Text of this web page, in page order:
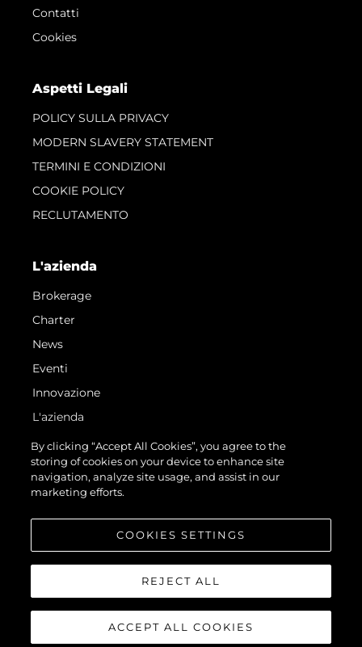
Contatti
Cookies
Aspetti Legali
POLICY SULLA PRIVACY
MODERN SLAVERY STATEMENT
TERMINI E CONDIZIONI
COOKIE POLICY
RECLUTAMENTO
L'azienda
Brokerage
Charter
News
Eventi
Innovazione
L'azienda
Il Team
Lifestyle
Heritage
© 2026 Sunseeker London Group.Tutti i diritti riservati.
By clicking “Accept All Cookies”, you agree to the
storing of cookies on your device to enhance site
navigation, analyze site usage, and assist in our
marketing efforts.
COOKIES SETTINGS
REJECT ALL
ACCEPT ALL COOKIES